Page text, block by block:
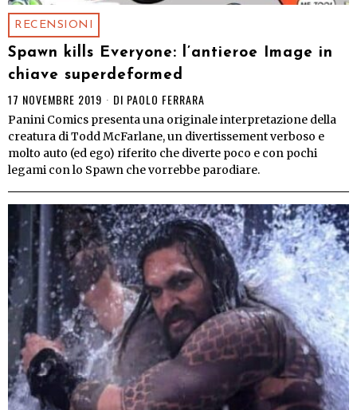
RECENSIONI
Spawn kills Everyone: l’antieroe Image in
chiave superdeformed
17 NOVEMBRE 2019 DI PAOLO FERRARA
Panini Comics presenta una originale interpretazione della
creatura di Todd McFarlane, un divertissement verboso e
molto auto (ed ego) riferito che diverte poco e con pochi
legami con lo Spawn che vorrebbe parodiare.